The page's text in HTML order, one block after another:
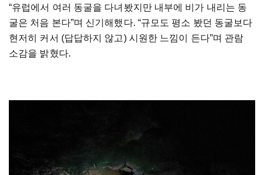
“유럽에서 여러 동굴을 다녀봤지만 내부에 비가 내리는 동
굴은 처음 본다”며 신기해했다. “규모도 평소 봤던 동굴보다
현저히 커서 (답답하지 않고) 시원한 느낌이 든다”며 관람
소감을 밝혔다.